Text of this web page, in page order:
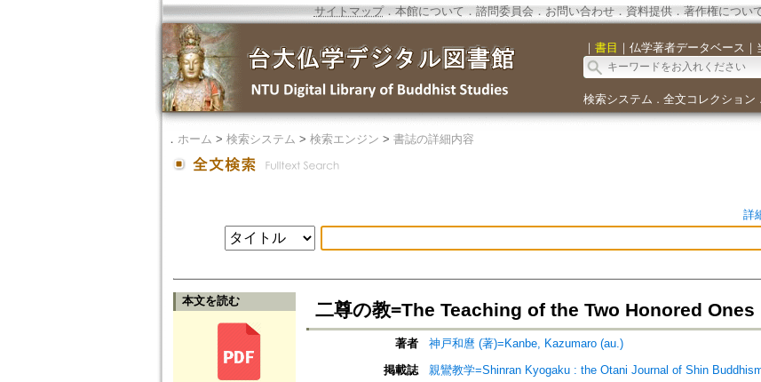
サイトマップ．本館について ． 諮問委員会． お問い合わせ． 資料提供． 著作権につい
｜ 書目 ｜ 仏学著者データベース ｜
検索システム ． 全文コレクション ．
． ホーム > 検索システム > 検索エンジン > 書誌の詳細内容
詳
本文を読む 二尊の教=The Teaching of the Two Honored Ones
著者
神戸和麿 (著)=Kanbe, Kazumaro (au.)
掲載誌
親鸞教学=Shinran Kyogaku : the Otani Journal of Shin